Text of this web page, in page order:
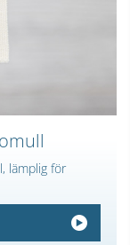
lämplig för